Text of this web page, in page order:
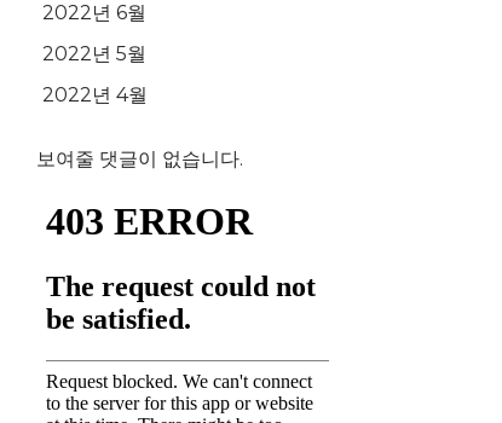
2022년 6월
2022년 5월
2022년 4월
보여줄 댓글이 없습니다.